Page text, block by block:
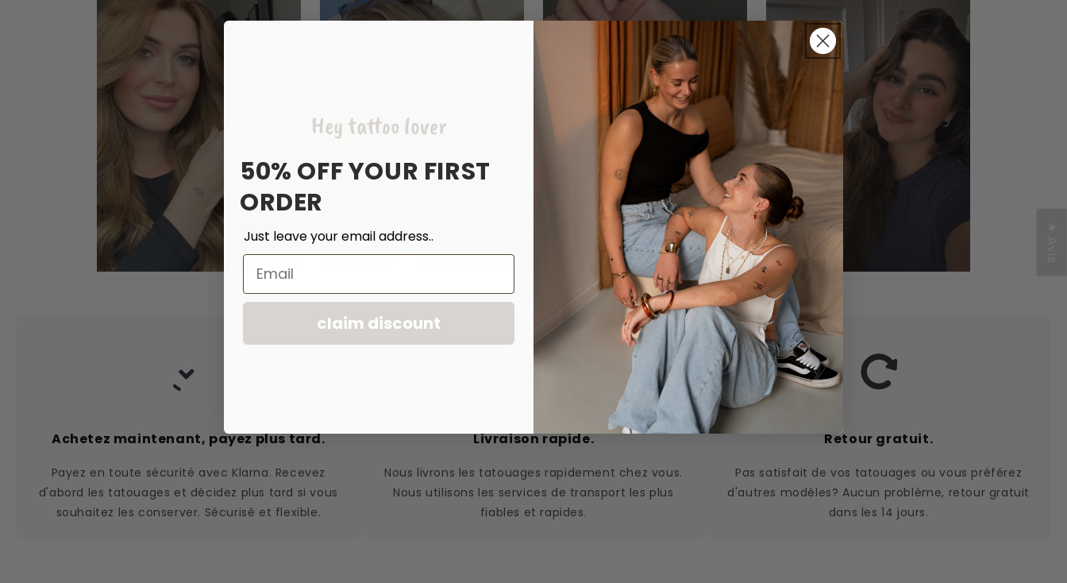
Achetez maintenant, payez plus tard.
Payez en toute sécurité avec Klarna. Recevez
d'abord les tatouages et décidez plus tard si vous
souhaitez les conserver. Sécurisé et flexible.
Livraison rapide.
Nous livrons les tatouages rapidement chez vous.
Nous utilisons les services de transport les plus
fiables et rapides.
Retour gratuit.
Pas satisfait de vos tatouages ou vous préférez
d'autres modèles? Aucun problème, retour gratuit
dans les 14 jours.
Hey tattoo lover
50% OFF YOUR FIRST
ORDER
Just leave your email address..
Email
claim discount